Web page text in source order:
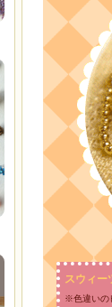
スウィー
※色違いの